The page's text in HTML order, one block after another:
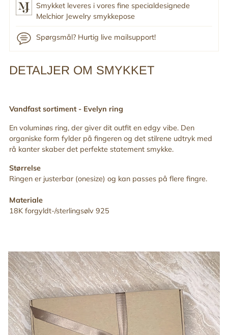
Smykket leveres i vores fine specialdesignede
Melchior Jewelry smykkepose
Spørgsmål? Hurtig live mailsupport!
Tilføj
din
DETALJER OM SMYKKET
Vandfast sortiment - Evelyn ring
En voluminøs ring, der giver dit outfit en edgy vibe. Den
organiske form fylder på fingeren og det stilrene udtryk med
rå kanter skaber det perfekte statement smykke.
Størrelse
Ringen er justerbar (onesize) og kan passes på flere fingre.
Materiale
18K forgyldt-/sterlingsølv 925